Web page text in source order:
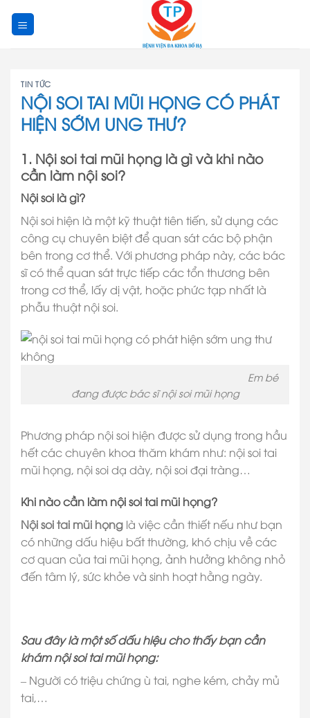
TIN TỨC
NỘI SOI TAI MŨI HỌNG CÓ PHÁT
HIỆN SỚM UNG THƯ?
1. Nội soi tai mũi họng là gì và khi nào
cần làm nội soi?
Nội soi là gì?
Nội soi hiện là một kỹ thuật tiên tiến, sử dụng các
công cụ chuyên biệt để quan sát các bộ phận
bên trong cơ thể. Với phương pháp này, các bác
sĩ có thể quan sát trực tiếp các tổn thương bên
trong cơ thể, lấy dị vật, hoặc phức tạp nhất là
phẫu thuật nội soi.
Em bé
đang được bác sĩ nội soi mũi họng
Phương pháp nội soi hiện được sử dụng trong hầu
hết các chuyên khoa thăm khám như: nội soi tai
mũi họng, nội soi dạ dày, nội soi đại tràng…
Khi nào cần làm nội soi tai mũi họng?
Nội soi tai mũi họng là việc cần thiết nếu như bạn
có những dấu hiệu bất thường, khó chịu về các
cơ quan của tai mũi họng, ảnh hưởng không nhỏ
đến tâm lý, sức khỏe và sinh hoạt hằng ngày.
Sau đây là một số dấu hiệu cho thấy bạn cần
khám nội soi tai mũi họng:
– Người có triệu chứng ù tai, nghe kém, chảy mủ
tai,…